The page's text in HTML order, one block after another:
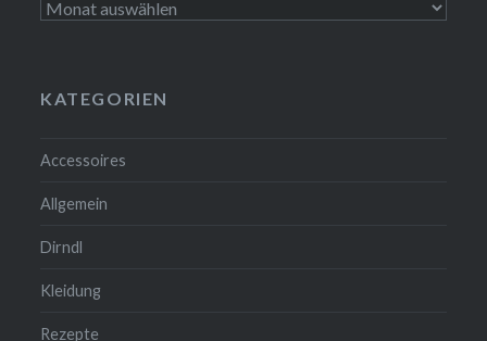
Archiv
KATEGORIEN
Accessoires
Allgemein
Dirndl
Kleidung
Rezepte